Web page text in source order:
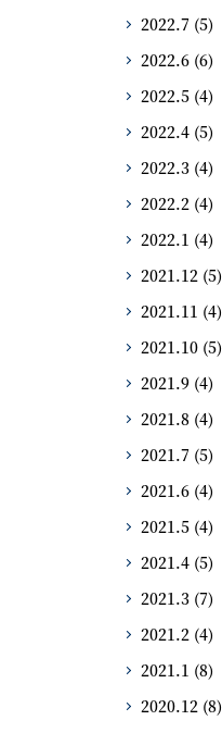
2022.7 (5)
2022.6 (6)
2022.5 (4)
2022.4 (5)
2022.3 (4)
2022.2 (4)
2022.1 (4)
2021.12 (5)
2021.11 (4)
2021.10 (5)
2021.9 (4)
2021.8 (4)
2021.7 (5)
2021.6 (4)
2021.5 (4)
2021.4 (5)
2021.3 (7)
2021.2 (4)
2021.1 (8)
2020.12 (8)